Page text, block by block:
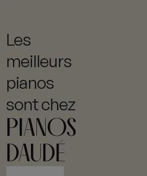
Les
meilleurs
pianos
sont chez
PIANOS
DAUDÉ